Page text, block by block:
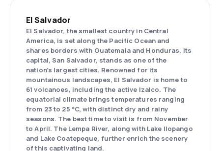
El Salvador
El Salvador, the smallest country in Central
America, is set along the Pacific Ocean and
shares borders with Guatemala and Honduras. Its
capital, San Salvador, stands as one of the
nation’s largest cities. Renowned for its
mountainous landscapes, El Salvador is home to
61 volcanoes, including the active Izalco. The
equatorial climate brings temperatures ranging
from 23 to 25 °C, with distinct dry and rainy
seasons. The best time to visit is from November
to April. The Lempa River, along with Lake Ilopango
and Lake Coatepeque, further enrich the scenery
of this captivating land.